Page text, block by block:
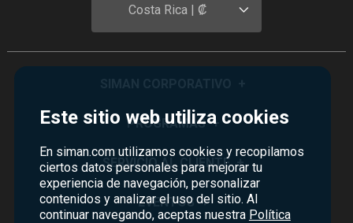
Este sitio web utiliza cookies
En siman.com utilizamos cookies y recopilamos
ciertos datos personales para mejorar tu
experiencia de navegación, personalizar
contenidos y analizar el uso del sitio. Al
continuar navegando, aceptas nuestra Política
Costa Rica | ₡
Quiénes Somos
Visión y Misión
Historia
Sucursales
PROGRAMAS +
Monedero
Certificados de Regalo
Siman PRO
SERVICIO AL CLIENTE +
Preguntas Frecuentes
EVENTOS +